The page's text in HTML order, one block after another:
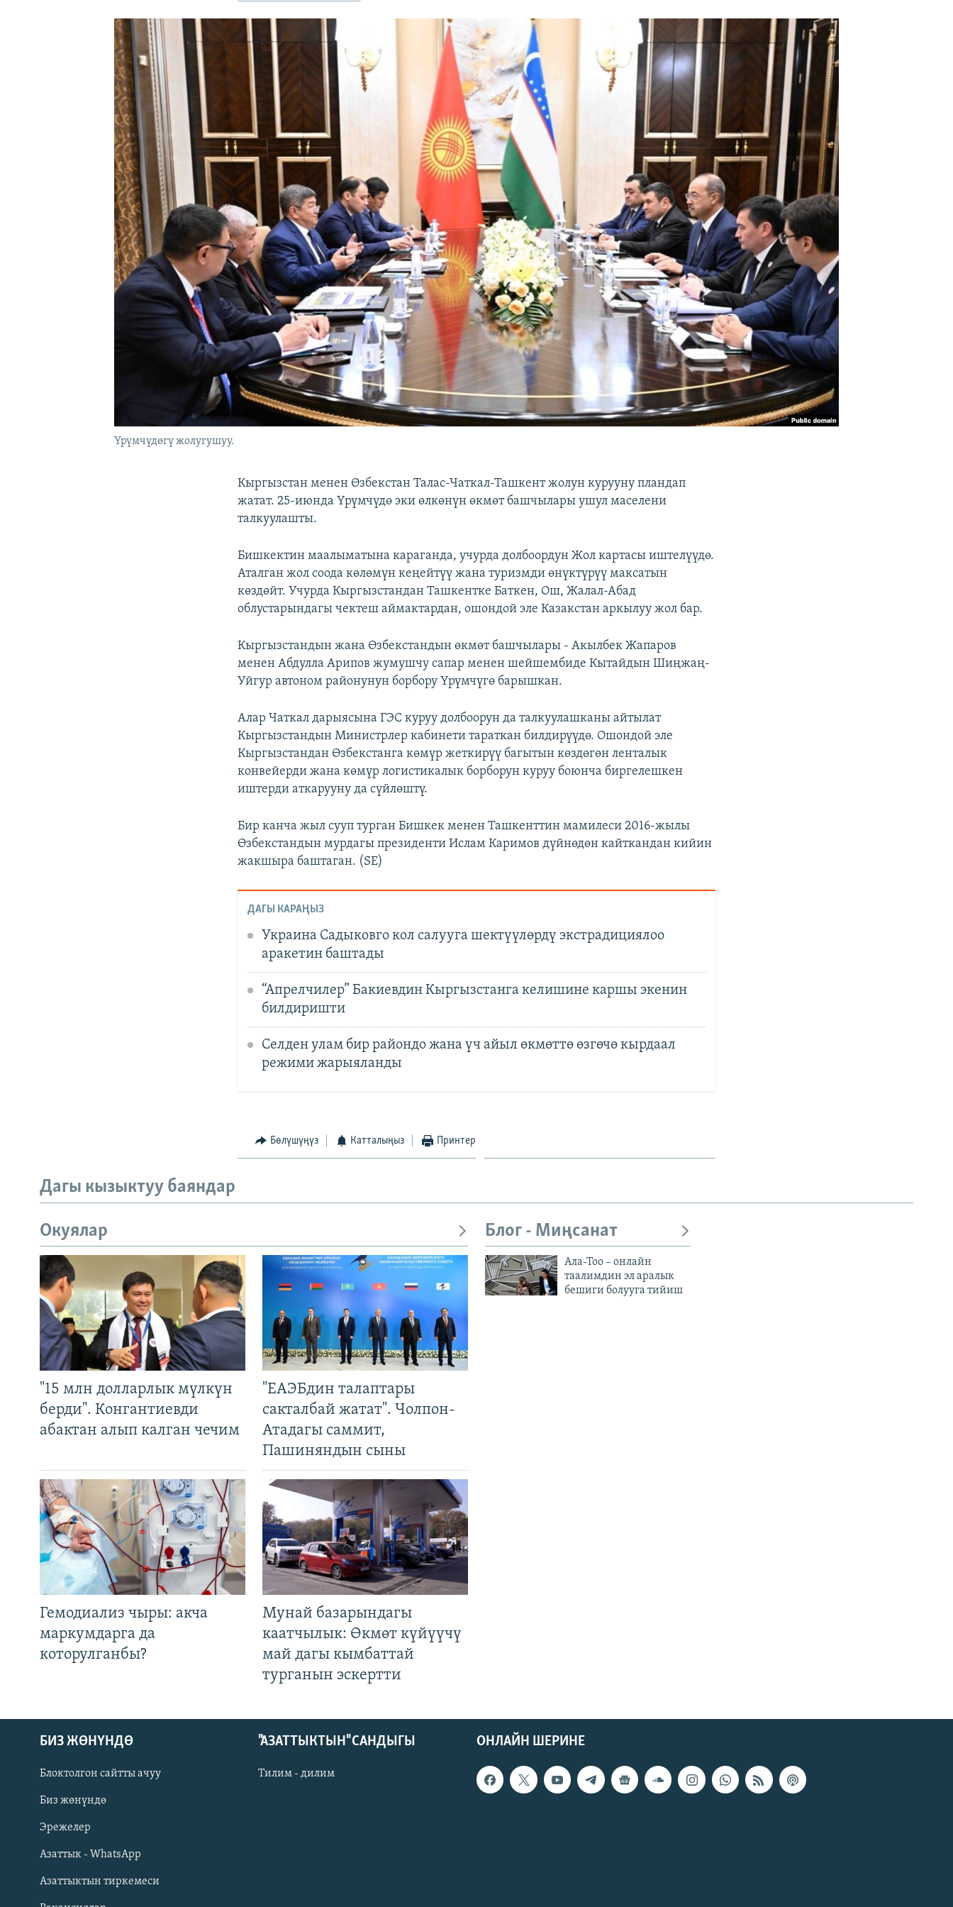
ЫҢГАЙСЫЗ СУРООЛОР
Русский
ОНЛАЙН ШЕРИНЕ
Үрүмчүдөгү жолугушуу.
Кыргызстан менен Өзбекстан Талас-Чаткал-Ташкент жолун курууну пландап
жатат. 25-июнда Үрүмчүдө эки өлкөнүн өкмөт башчылары ушул маселени
талкуулашты.
Бишкектин маалыматына караганда, учурда долбоордун Жол картасы иштелүүдө.
Аталган жол соода көлөмүн кеңейтүү жана туризмди өнүктүрүү максатын
көздөйт. Учурда Кыргызстандан Ташкентке Баткен, Ош, Жалал-Абад
облустарындагы чектеш аймактардан, ошондой эле Казакстан аркылуу жол бар.
Кыргызстандын жана Өзбекстандын өкмөт башчылары - Акылбек Жапаров
менен Абдулла Арипов жумушчу сапар менен шейшембиде Кытайдын Шиңжаң-
Уйгур автоном районунун борбору Үрүмчүгө барышкан.
Алар Чаткал дарыясына ГЭС куруу долбоорун да талкуулашканы айтылат
Кыргызстандын Министрлер кабинети тараткан билдирүүдө. Ошондой эле
Кыргызстандан Өзбекстанга көмүр жеткирүү багытын көздөгөн ленталык
конвейерди жана көмүр логистикалык борборун куруу боюнча биргелешкен
иштерди аткарууну да сүйлөштү.
Бир канча жыл сууп турган Бишкек менен Ташкенттин мамилеси 2016-жылы
Өзбекстандын мурдагы президенти Ислам Каримов дүйнөдөн кайткандан кийин
жакшыра баштаган. (SE)
ДАГЫ КАРАҢЫЗ
Украина Садыковго кол салууга шектүүлөрдү экстрадициялоо
аракетин баштады
“Апрелчилер” Бакиевдин Кыргызстанга келишине каршы экенин
билдиришти
Селден улам бир райондо жана үч айыл өкмөттө өзгөчө кырдаал
режими жарыяланды
Бөлүшүңүз Катталыңыз Принтер
Дагы кызыктуу баяндар
Окуялар
"15 млн долларлык мүлкүн
берди". Конгантиевди
абактан алып калган чечим
"ЕАЭБдин талаптары
сакталбай жатат". Чолпон-
Атадагы саммит,
Пашиняндын сыны
Гемодиализ чыры: акча
маркумдарга да
которулганбы?
Мунай базарындагы
каатчылык: Өкмөт күйүүчү
май дагы кымбаттай
турганын эскертти
Блог - Миңсанат
Ала-Тоо – онлайн
таалимдин эл аралык
бешиги болууга тийиш
ОНЛАЙН ШЕРИНЕ
БИЗ ЖӨНҮНДӨ
Блоктолгон сайтты ачуу
Биз жөнүндө
Эрежелер
Азаттык - WhatsApp
Азаттыктын тиркемеси
"АЗАТТЫКТЫН" САНДЫГЫ
Тилим - дилим